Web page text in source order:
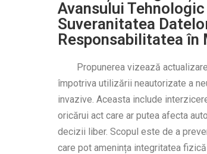
Avansului Tehnologic
Suveranitatea
Responsabilitatea în
Propunerea vizează
împotriva utilizării neautorizate a
invazive. Aceasta include
oricărui act care ar putea afecta
decizii liber. Scopul este de a
care pot amenința integritatea